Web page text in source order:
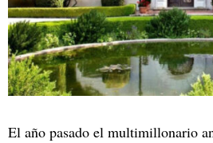
El año pasado el multimillonario